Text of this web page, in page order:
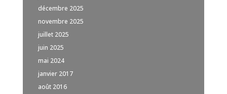
décembre 2025
novembre 2025
juillet 2025
juin 2025
mai 2024
janvier 2017
août 2016